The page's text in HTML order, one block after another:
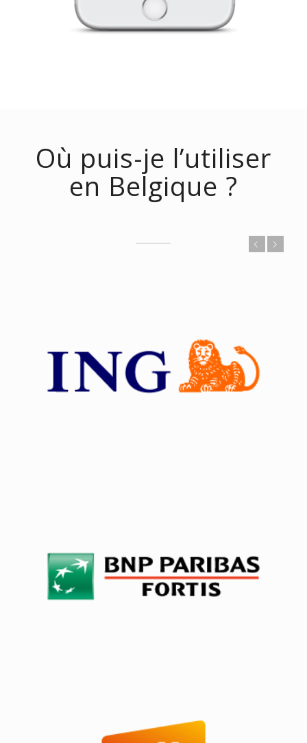
Où puis-je l’utiliser
en Belgique ?